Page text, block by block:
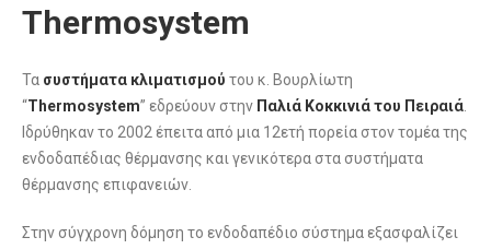
Thermosystem
Τα συστήματα κλιματισμού του κ. Βουρλίωτη
“Thermosystem” εδρεύουν στην Παλιά Κοκκινιά του Πειραιά.
Ιδρύθηκαν το 2002 έπειτα από μια 12ετή πορεία στον τομέα της
ενδοδαπέδιας θέρμανσης και γενικότερα στα συστήματα
θέρμανσης επιφανειών.
Στην σύγχρονη δόμηση το ενδοδαπέδιο σύστημα εξασφαλίζει